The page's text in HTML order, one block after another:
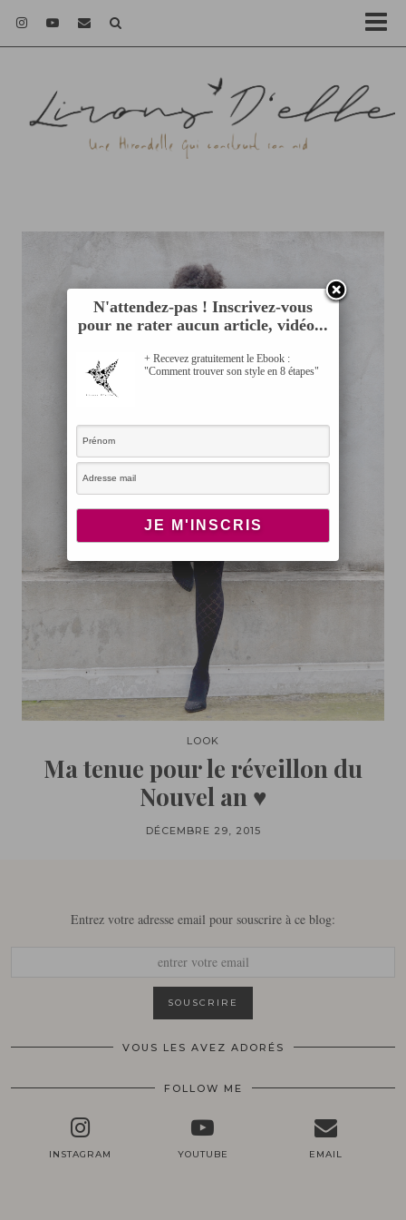
LOOK
Ma tenue pour le réveillon du
Nouvel an ♥
DÉCEMBRE 29, 2015
Entrez votre adresse email pour souscrire à ce blog:
VOUS LES AVEZ ADORÉS
FOLLOW ME
INSTAGRAM YOUTUBE EMAIL
N'attendez-pas ! Inscrivez-vous
pour ne rater aucun article, vidéo...
+ Recevez gratuitement le Ebook :
"Comment trouver son style en 8 étapes"